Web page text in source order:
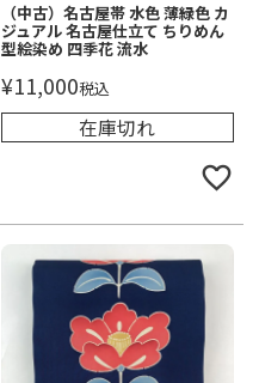
（中古）名古屋帯 水色 薄緑色 カ
ジュアル 名古屋仕立て ちりめん
型絵染め 四季花 流水
¥11,000税込
在庫切れ